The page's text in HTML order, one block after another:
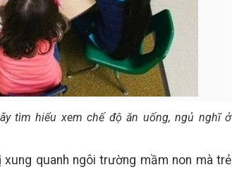
tìm hiểu xem chế độ ăn uống, ngủ nghĩ ở
quanh ngôi trường mầm non mà trẻ